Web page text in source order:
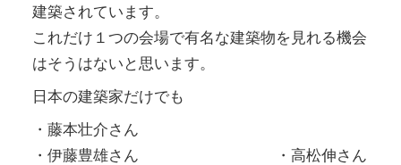
建築されています。
これだけ１つの会場で有名な建築物を見れる機会
はそうはないと思います。
日本の建築家だけでも
・藤本壮介さん
・伊藤豊雄さん ・高松伸さん